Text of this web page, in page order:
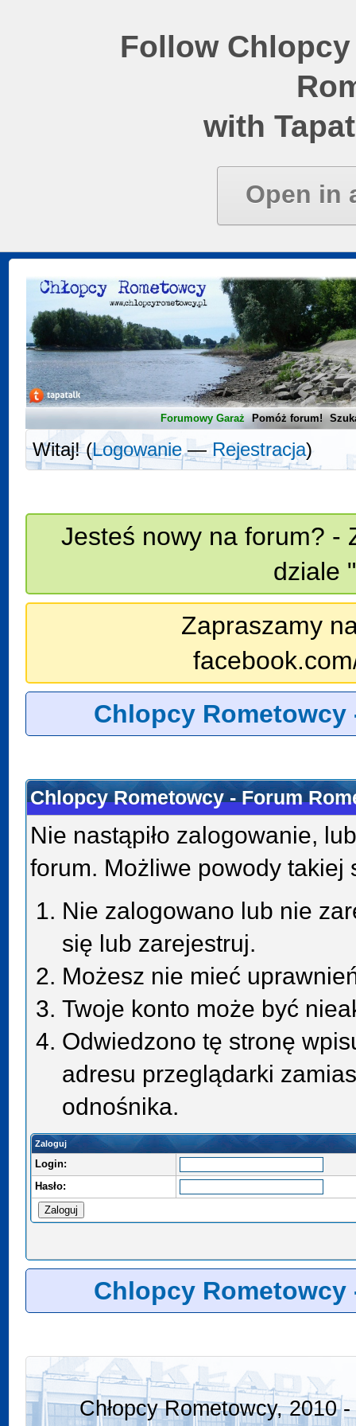
Follow
with
Open in
Forumowy Garaż Pomóż forum!
Witaj! (Logowanie—Rejestracja)
Jesteś nowy na forum? -
dziale
Zapraszamy
Chlopcy Rometowcy
Chlopcy Rometowcy - Forum
Nie nastąpiło zalogowanie,
forum. Możliwe powody takiej
Nie zalogowano lub nie
się lub zarejestruj.
Możesz nie mieć
Twoje konto może być
Odwiedzono tę stronę
adresu przeglądarki
odnośnika.
Zaloguj
Login:
Hasło:
Chlopcy Rometowcy
Chłopcy Rometowcy, 2010